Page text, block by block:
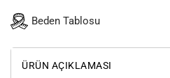
Beden Tablosu
ÜRÜN AÇIKLAMASI